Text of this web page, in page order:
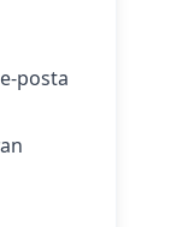
posta